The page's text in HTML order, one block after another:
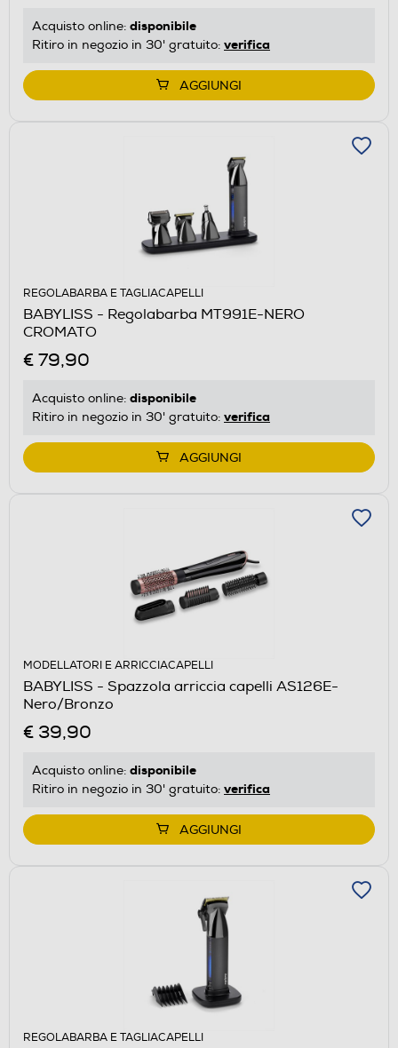
Acquisto online: disponibile
Ritiro in negozio in 30' gratuito: verifica
AGGIUNGI
REGOLABARBA E TAGLIACAPELLI
BABYLISS - Regolabarba MT991E-NERO
CROMATO
€ 79,90
Acquisto online: disponibile
Ritiro in negozio in 30' gratuito: verifica
AGGIUNGI
MODELLATORI E ARRICCIACAPELLI
BABYLISS - Spazzola arriccia capelli AS126E-
Nero/Bronzo
€ 39,90
Acquisto online: disponibile
Ritiro in negozio in 30' gratuito: verifica
AGGIUNGI
REGOLABARBA E TAGLIACAPELLI